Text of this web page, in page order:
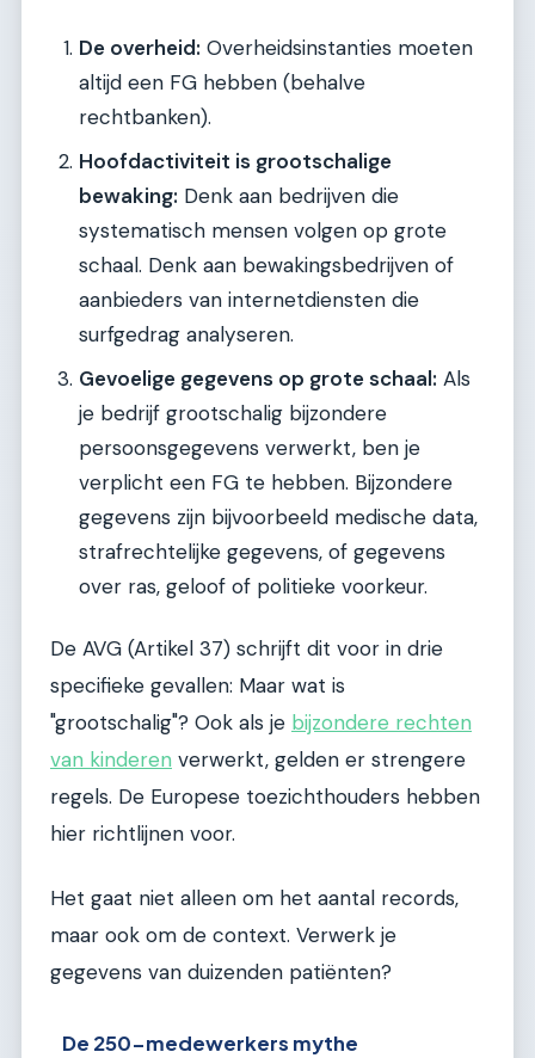
De overheid: Overheidsinstanties moeten
altijd een FG hebben (behalve
rechtbanken).
Hoofdactiviteit is grootschalige
bewaking: Denk aan bedrijven die
systematisch mensen volgen op grote
schaal. Denk aan bewakingsbedrijven of
aanbieders van internetdiensten die
surfgedrag analyseren.
Gevoelige gegevens op grote schaal: Als
je bedrijf grootschalig bijzondere
persoonsgegevens verwerkt, ben je
verplicht een FG te hebben. Bijzondere
gegevens zijn bijvoorbeeld medische data,
strafrechtelijke gegevens, of gegevens
over ras, geloof of politieke voorkeur.
De AVG (Artikel 37) schrijft dit voor in drie
specifieke gevallen: Maar wat is
"grootschalig"? Ook als je bijzondere rechten
van kinderen verwerkt, gelden er strengere
regels. De Europese toezichthouders hebben
hier richtlijnen voor.
Het gaat niet alleen om het aantal records,
maar ook om de context. Verwerk je
gegevens van duizenden patiënten?
De 250-medewerkers mythe